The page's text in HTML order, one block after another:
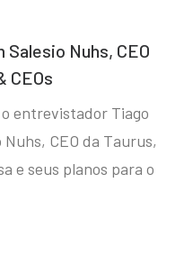
Nuhs, CEO
CEOs
entrevistador Tiago
CEO da Taurus,
e seus planos para o